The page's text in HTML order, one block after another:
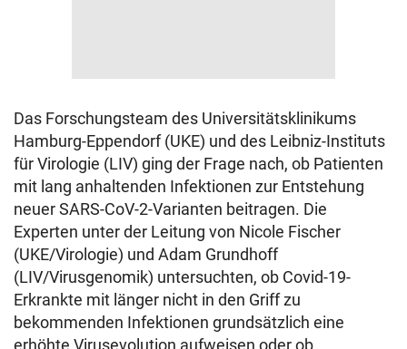
Das Forschungsteam des Universitätsklinikums
Hamburg-Eppendorf (UKE) und des Leibniz-Instituts
für Virologie (LIV) ging der Frage nach, ob Patienten
mit lang anhaltenden Infektionen zur Entstehung
neuer SARS-CoV-2-Varianten beitragen. Die
Experten unter der Leitung von Nicole Fischer
(UKE/Virologie) und Adam Grundhoff
(LIV/Virusgenomik) untersuchten, ob Covid-19-
Erkrankte mit länger nicht in den Griff zu
bekommenden Infektionen grundsätzlich eine
erhöhte Virusevolution aufweisen oder ob